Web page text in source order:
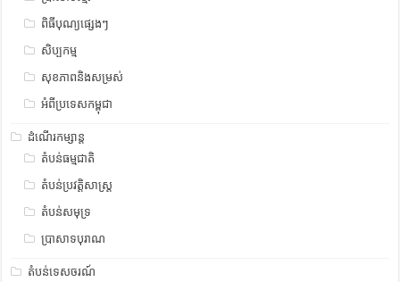
ពិធីបុណ្យផ្សេងៗ
សិប្បកម្ម
សុខភាពនិងសម្រស់
អំពីប្រទេសកម្ពុជា
ដំណើរកម្សាន្ត
តំបន់ធម្មជាតិ
តំបន់ប្រវត្តិសាស្រ្ត
តំបន់សមុទ្រ
ប្រាសាទបុរាណ
តំបន់ទេសចរណ៍